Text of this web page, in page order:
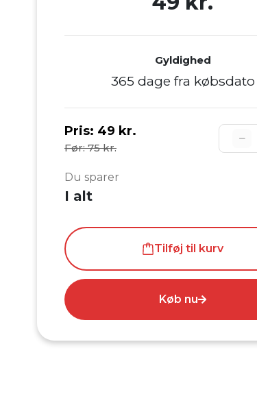
Gyldighed
365 dage fra købsdato
Pris: 49 kr.
Før: 75 kr.
Du sparer
I alt
Tilføj til kurv
Køb nu